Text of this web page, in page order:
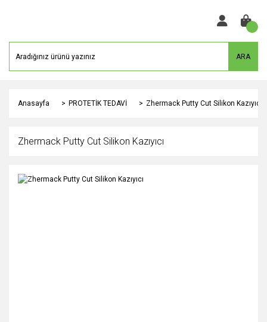
ARA
Anasayfa PROTETİK TEDAVİ Zhermack Putty Cut Silikon Kazıyıcı
Zhermack Putty Cut Silikon Kazıyıcı